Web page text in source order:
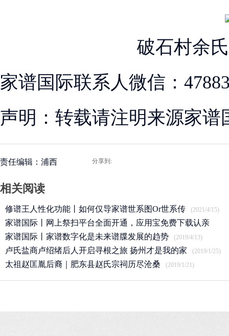
破石村余
家谱国际联系人微信：
声明：转载请注明来源家谱
责任编辑：浦西 分享到:
相关阅读
修谱王人性化功能丨如何仅导家谱世系图Or世系传 (2021/4/15)
家谱国际丨网上祭扫平台全面开通，应用宝免费下载认亲
APP
(2020/3/25)
家谱国际丨家谱数字化是未来谱牒发展的趋势 (2019/4/13)
卢氏盐商卢绍绪后人开启寻根之旅 扬州才是我的家 (2019/1/25)
太祖赵匡胤后裔｜肥东县赵氏宗祠历尽沧桑 (2019/1/21)